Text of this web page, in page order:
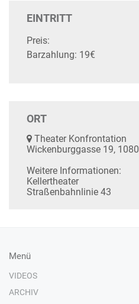
EINTRITT
Preis:
Barzahlung: 19€
ORT
Theater Konfrontation
Wickenburggasse 19, 1080
Weitere Informationen:
Kellertheater
Straßenbahnlinie 43
Menü
VIDEOS
ARCHIV